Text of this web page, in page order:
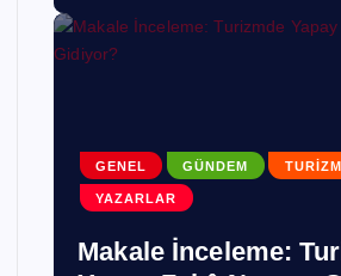
GENEL GÜNDEM TURIZM
YAZARLAR
Makale İnceleme: